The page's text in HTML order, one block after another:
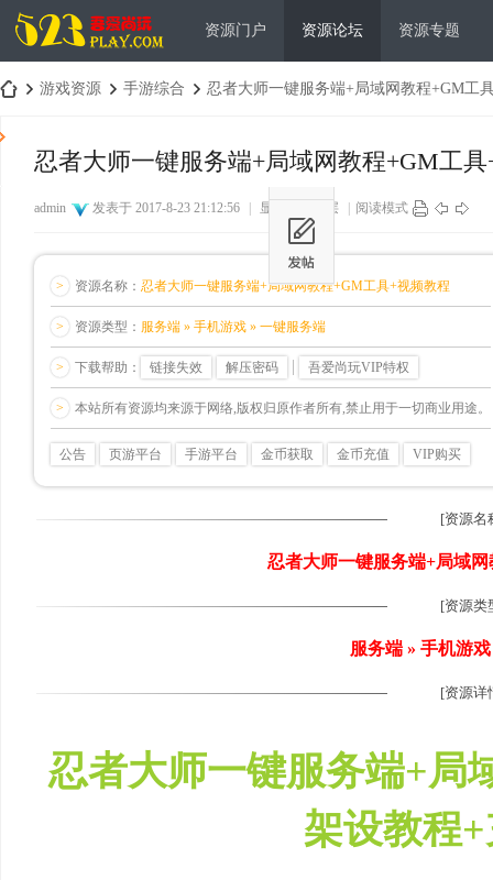
资源门户 资源论坛 资源专题
游戏资源 手游综合 忍者大师一键服务端+局域网教程+GM工
忍者大师一键服务端+局域网教程+GM工
admin 发表于 2017-8-23 21:12:56 显示全部楼层 阅读模式
> 资源名称： 忍者大师一键服务端+局域网教程+GM工具+视频教程
> 资源类型： 服务端 » 手机游戏 » 一键服务端
> 下载帮助： 链接失效 解压密码 吾爱尚玩VIP特权
> 本站所有资源均来源于网络,版权归原作者所有,禁止用于一切商业用途。
公告 页游平台 手游平台 金币获取 金币充值 VIP购买
[资源名
忍者大师一键服务端+局域
[资源类
服务端 » 手机游
[资源详
忍者大师一键服务端+局
架设教程